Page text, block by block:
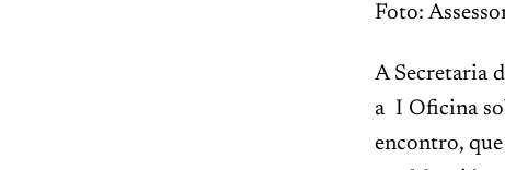
Foto:
A Secretaria
a I Oficina
encontro,